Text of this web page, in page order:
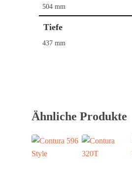
504 mm
Tiefe
437 mm
Ähnliche Produkte